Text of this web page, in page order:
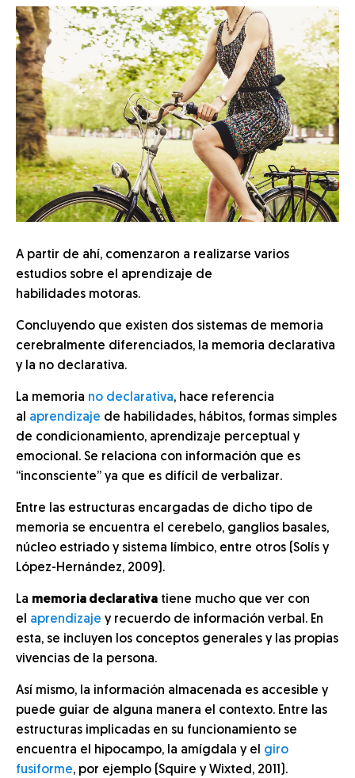
A partir de ahí, comenzaron a realizarse varios
estudios sobre el aprendizaje de
habilidades motoras.
Concluyendo que existen dos sistemas de memoria
cerebralmente diferenciados, la memoria declarativa
y la no declarativa.
La memoria no declarativa, hace referencia
al aprendizaje de habilidades, hábitos, formas simples
de condicionamiento, aprendizaje perceptual y
emocional. Se relaciona con información que es
“inconsciente” ya que es difícil de verbalizar.
Entre las estructuras encargadas de dicho tipo de
memoria se encuentra el cerebelo, ganglios basales,
núcleo estriado y sistema límbico, entre otros (Solís y
López-Hernández, 2009).
La memoria declarativa tiene mucho que ver con
el aprendizaje y recuerdo de información verbal. En
esta, se incluyen los conceptos generales y las propias
vivencias de la persona.
Así mismo, la información almacenada es accesible y
puede guiar de alguna manera el contexto. Entre las
estructuras implicadas en su funcionamiento se
encuentra el hipocampo, la amígdala y el giro
fusiforme, por ejemplo (Squire y Wixted, 2011).